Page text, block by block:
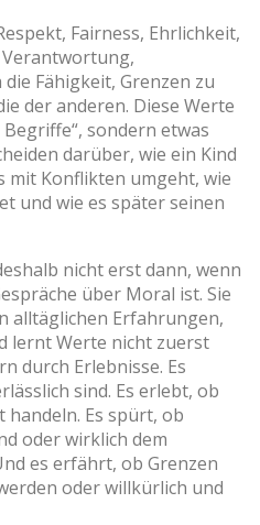
Fairness, Ehrlichkeit,
Fähigkeit, Grenzen zu
der anderen. Diese Werte
sondern etwas
darüber, wie ein Kind
mit Konflikten umgeht, wie
und wie es später seinen
nicht erst dann, wenn
über Moral ist. Sie
alltäglichen Erfahrungen,
lernt Werte nicht zuerst
durch Erlebnisse. Es
sind. Es erlebt, ob
handeln. Es spürt, ob
oder wirklich dem
es erfährt, ob Grenzen
oder willkürlich und